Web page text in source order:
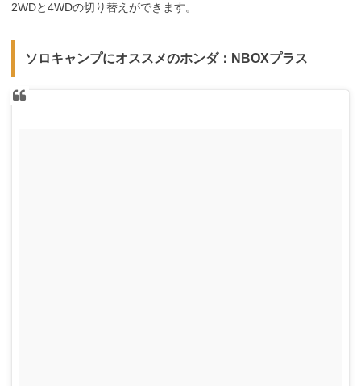
2WDと4WDの切り替えができます。
ソロキャンプにオススメのホンダ：NBOXプラス